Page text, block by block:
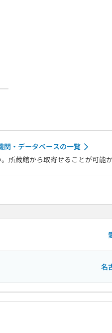
関・データベースの一覧
所蔵館から取寄せることが可能
名